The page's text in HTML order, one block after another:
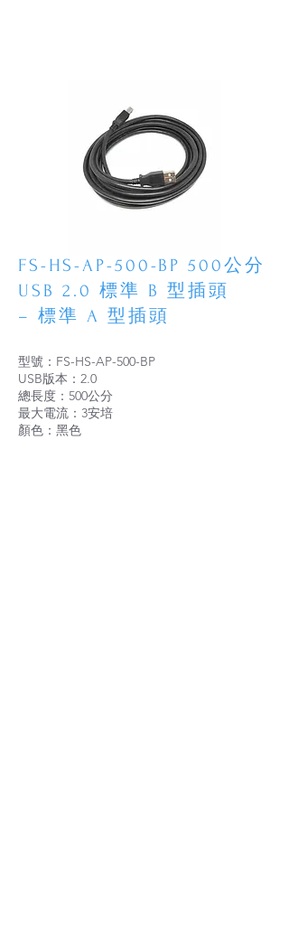
FS-HS-AP-500-BP 500公分
USB 2.0 標準 B 型插頭
– 標準 A 型插頭
型號：FS-HS-AP-500-BP
USB版本：2.0
總長度：500公分
最大電流：3安培
顏色：黑色